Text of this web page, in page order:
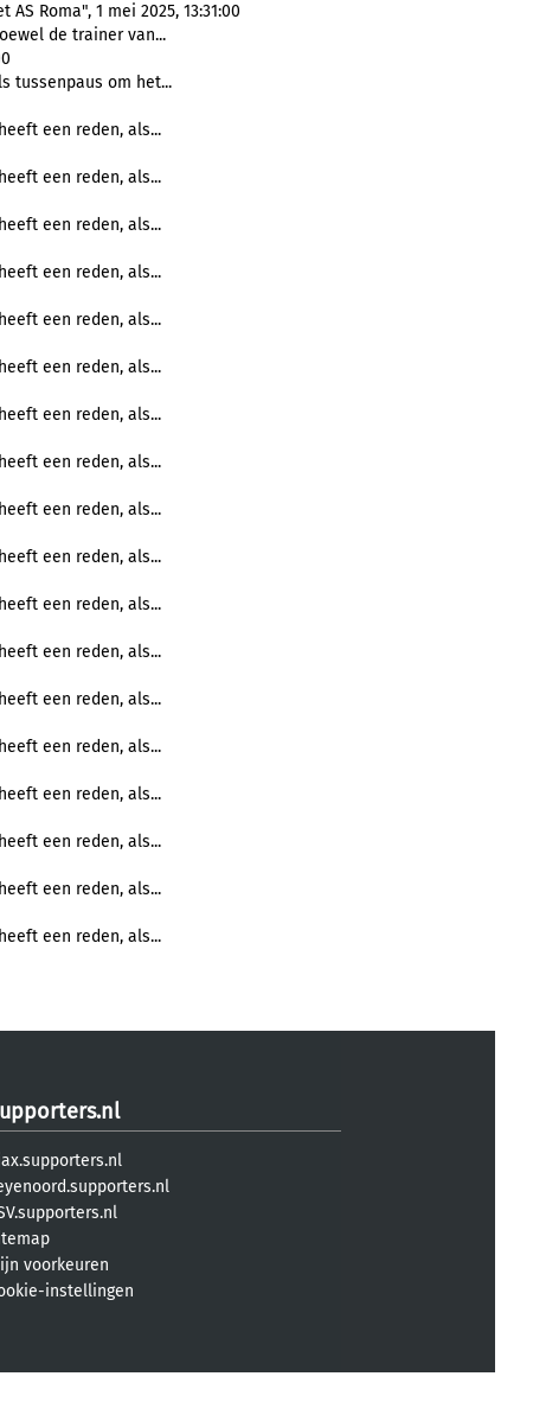
Roma", 1 mei 2025, 13:31:00
de trainer van...
tussenpaus om het...
een reden, als...
een reden, als...
een reden, als...
een reden, als...
een reden, als...
een reden, als...
een reden, als...
een reden, als...
een reden, als...
een reden, als...
een reden, als...
een reden, als...
een reden, als...
een reden, als...
een reden, als...
een reden, als...
een reden, als...
een reden, als...
voorkeuren
instellingen